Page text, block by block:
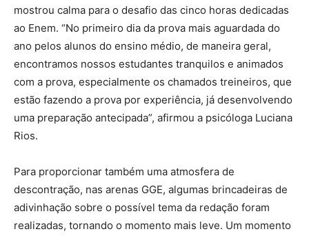
mostrou calma para o desafio das cinco horas dedicadas
ao Enem. “No primeiro dia da prova mais aguardada do
ano pelos alunos do ensino médio, de maneira geral,
encontramos nossos estudantes tranquilos e animados
com a prova, especialmente os chamados treineiros, que
estão fazendo a prova por experiência, já desenvolvendo
uma preparação antecipada”, afirmou a psicóloga Luciana
Rios.
Para proporcionar também uma atmosfera de
descontração, nas arenas GGE, algumas brincadeiras de
adivinhação sobre o possível tema da redação foram
realizadas, tornando o momento mais leve. Um momento